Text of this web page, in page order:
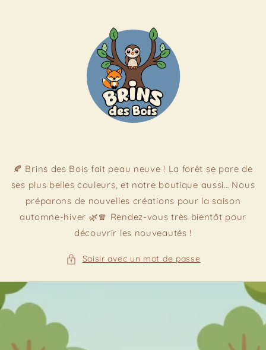
🍂 Brins des Bois fait peau neuve ! La forêt se pare de
ses plus belles couleurs, et notre boutique aussi… Nous
préparons de nouvelles créations pour la saison
automne-hiver 🌿🧣 Rendez-vous très bientôt pour
découvrir les nouveautés !
Saisir avec un mot de passe